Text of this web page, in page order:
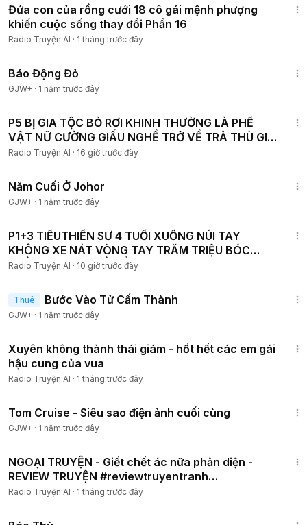
Đứa con của rồng cưới 18 cô gái mệnh phượng
khiến cuộc sống thay đổi Phần 16
Radio Truyện AI · 1 tháng trước đây
Báo Động Đỏ
GJW+ · 1 năm trước đây
P5 BỊ GIA TỘC BỎ RƠI KHINH THƯỜNG LÀ PHẾ
VẬT NỮ CƯỜNG GIẤU NGHỀ TRỞ VỀ TRẢ THÙ GIẢ
THIÊN KIM GIẢ
Radio Truyện AI · 16 giờ trước đây
Năm Cuối Ở Johor
GJW+ · 1 năm trước đây
P1+3 TIỂUTHIỀN SƯ 4 TUỔI XUỐNG NÚI TAY
KHÔNG XE NÁT VÒNG TAY TRĂM TRIỆU BÓC
TRẦN SỰ THẬT VỀ TIỂU TAM
Radio Truyện AI · 10 giờ trước đây
Thuê Bước Vào Tử Cấm Thành
GJW+ · 1 năm trước đây
Xuyên không thành thái giám - hốt hết các em gái
hậu cung của vua
Radio Truyện AI · 1 tháng trước đây
Tom Cruise - Siêu sao điện ảnh cuối cùng
GJW+ · 1 năm trước đây
NGOẠI TRUYỆN - Giết chết ác nữa phản diện -
REVIEW TRUYỆN #reviewtruyentranh
#cuumuoireview
Radio Truyện AI · 1 tháng trước đây